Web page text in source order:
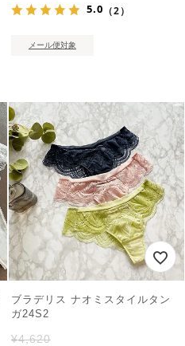
5.0 （2）
メール便対象
ブラデリス ナオミスタイルタン
ガ24S2
¥4,620